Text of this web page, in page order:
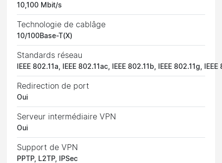
10,100 Mbit/s
Technologie de cablâge
10/100Base-T(X)
Standards réseau
IEEE 802.11a, IEEE 802.11ac, IEEE 802.11b, IEEE 802.11g, IEEE
Redirection de port
Oui
Serveur intermédiaire VPN
Oui
Support de VPN
PPTP, L2TP, IPSec